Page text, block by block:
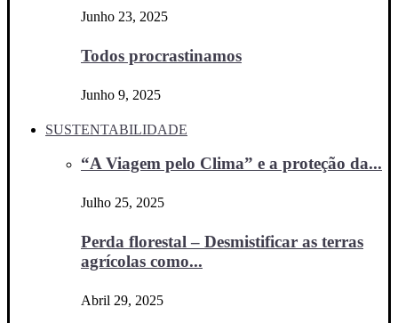
Junho 23, 2025
Todos procrastinamos
Junho 9, 2025
SUSTENTABILIDADE
“A Viagem pelo Clima” e a proteção da...
Julho 25, 2025
Perda florestal – Desmistificar as terras
agrícolas como...
Abril 29, 2025